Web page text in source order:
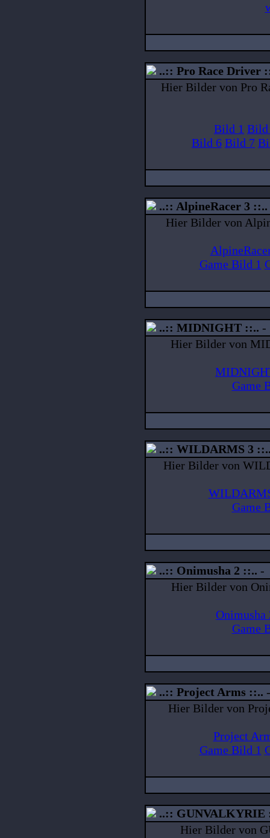
..:: Pro Race Driver
Hier Bilder von Pro
Bild 1 Bild
Bild 6 Bild 7
..:: AlpineRacer 3 ::..
Hier Bilder von
Game Bild 1
..:: MIDNIGHT ::..
Hier Bilder von
Game
..:: WILDARMS 3
Hier Bilder von
Game
..:: Onimusha 2 ::.. -
Hier Bilder von
Onimusha
Game
..:: Project Arms ::..
Hier Bilder von
Project
Game Bild 1
..:: GUNVALKYRIE
Hier Bilder von